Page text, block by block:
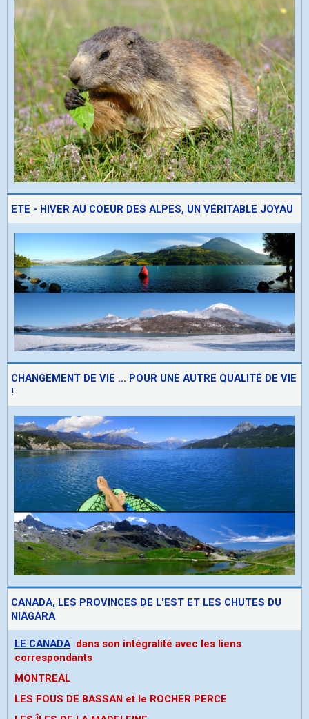
ETE - HIVER AU COEUR DES ALPES, UN VÉRITABLE JOYAU
CHANGEMENT DE VIE ... POUR UNE AUTRE QUALITÉ DE VIE
!
CANADA, LES PROVINCES DE L'EST ET LES CHUTES DU
NIAGARA
LE CANADA dans son intégralité avec les liens
correspondants
MONTREAL
LES FOUS DE BASSAN et le ROCHER PERCE